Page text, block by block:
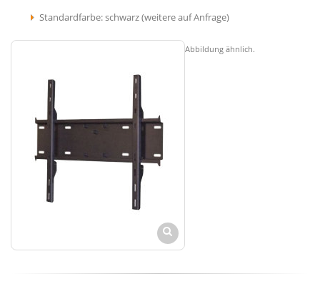
Standardfarbe: schwarz (weitere auf Anfrage)
Abbildung ähnlich.